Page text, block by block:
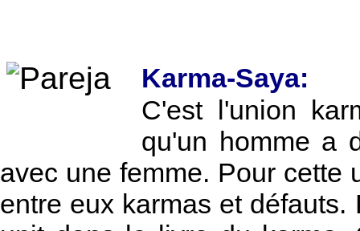
Karma-Saya:
C'est l'union
qu'un homme a
avec une femme. Pour cette
entre eux karmas et